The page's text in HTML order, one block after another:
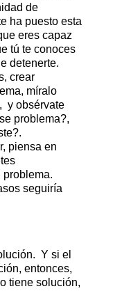
de
ha puesto esta
eres capaz
tú te conoces
detenerte.
crear
míralo
y obsérvate
problema?,
piensa en
problema.
seguiría
Y si el
entonces,
tiene solución,